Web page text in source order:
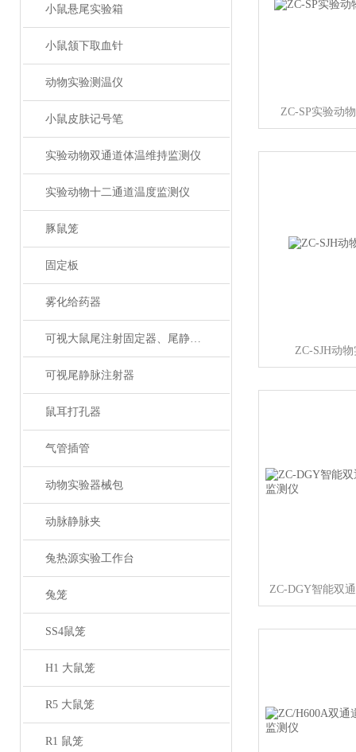
小鼠悬尾实验箱
小鼠颔下取血针
动物实验测温仪
小鼠皮肤记号笔
实验动物双通道体温维持监测仪
实验动物十二通道温度监测仪
豚鼠笼
固定板
雾化给药器
可视大鼠尾注射固定器、尾静脉注射
可视尾静脉注射器
鼠耳打孔器
气管插管
动物实验器械包
动脉静脉夹
兔热源实验工作台
兔笼
SS4鼠笼
H1 大鼠笼
R5 大鼠笼
R1 鼠笼
ZC-SP实验动
ZC-SJH动